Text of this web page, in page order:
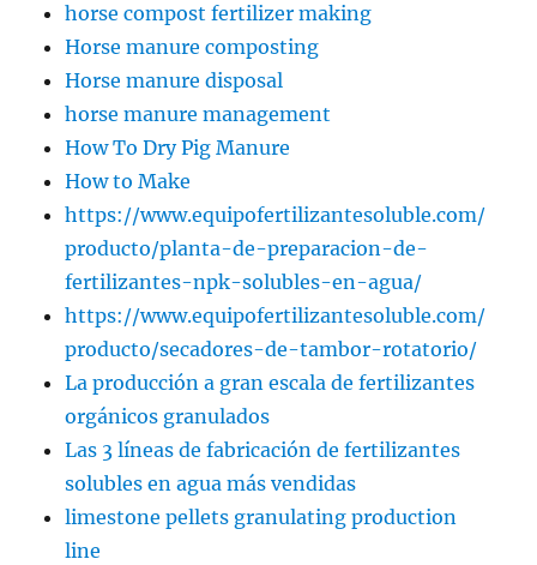
horse compost fertilizer making
Horse manure composting
Horse manure disposal
horse manure management
How To Dry Pig Manure
How to Make
https://www.equipofertilizantesoluble.com/
producto/planta-de-preparacion-de-
fertilizantes-npk-solubles-en-agua/
https://www.equipofertilizantesoluble.com/
producto/secadores-de-tambor-rotatorio/
La producción a gran escala de fertilizantes
orgánicos granulados
Las 3 líneas de fabricación de fertilizantes
solubles en agua más vendidas
limestone pellets granulating production
line